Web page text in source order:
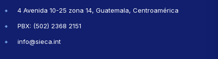
4 Avenida 10-25 zona 14, Guatemala, Centroamérica
PBX: (502) 2368 2151
info@sieca.int